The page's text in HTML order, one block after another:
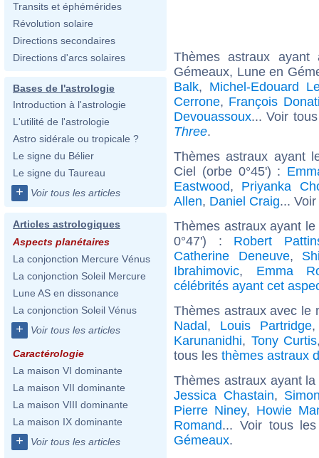
Transits et éphémérides
Révolution solaire
Directions secondaires
Directions d'arcs solaires
Bases de l'astrologie
Introduction à l'astrologie
L'utilité de l'astrologie
Astro sidérale ou tropicale ?
Le signe du Bélier
Le signe du Taureau
+ Voir tous les articles
Articles astrologiques
Aspects planétaires
La conjonction Mercure Vénus
La conjonction Soleil Mercure
Lune AS en dissonance
La conjonction Soleil Vénus
+ Voir tous les articles
Caractérologie
La maison VI dominante
La maison VII dominante
La maison VIII dominante
La maison IX dominante
+ Voir tous les articles
Thèmes astraux
Gémeaux, Lune en
Balk, Michel-Edouard
Cerrone, François
Devouassoux... Voir
Three.
Thèmes astraux ayant
Ciel (orbe 0°45') :
Eastwood, Priyanka
Allen, Daniel Craig...
Thèmes astraux ayant
0°47') : Robert
Catherine Deneuve,
Ibrahimovic, Emma
célébrités ayant cet
Thèmes astraux avec le
Nadal, Louis Partridge
Karunanidhi, Tony Curtis
tous les thèmes astraux
Thèmes astraux ayant
Jessica Chastain,
Pierre Niney, Howie
Romand... Voir tous
Gémeaux.